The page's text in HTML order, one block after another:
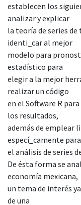
establecen los
analizar y explicar
la teoría de series
identi_car al mejor
modelo para
estadístico para
elegir a la mejor
realizar un código
en el Software R
los resultados,
además de emplear
especí_camente para
el análisis de series
De ésta forma se
economía mexicana,
un tema de interés
de una